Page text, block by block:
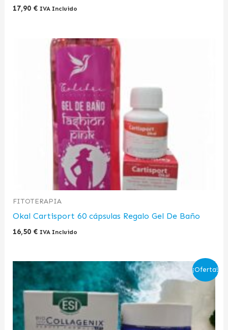
17,90 € IVA Incluido
FITOTERAPIA
Okal Cartisport 60 cápsulas Regalo Gel De Baño
16,50 € IVA Incluido
¡Oferta!
El
precio
original
era:
28,96 €.
precio
actual
es:
22,00 €.